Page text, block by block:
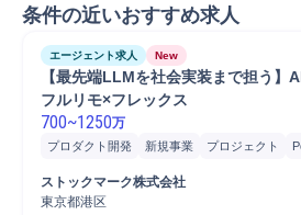
条件の近いおすすめ求人
エージェント求人 New
【最先端LLMを社会実装まで担う】
フルリモ×フレックス
700~1250万
プロダクト開発 新規事業 プロジェクト
TypeScript Python
開発
研究開発
ストックマーク株式会社
東京都港区